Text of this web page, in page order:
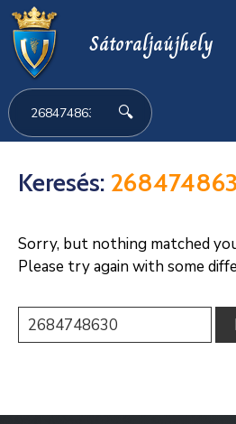
Sátoraljaújhely
🔍
Keresés:
Sorry, but nothing matched
Please try again with some